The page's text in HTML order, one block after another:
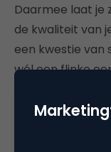
Daarmee laat je
de kwaliteit van
een kwestie van
wél een flinke
marktleider op
als je jouw